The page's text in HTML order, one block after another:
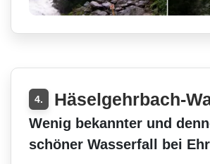
4. Häselgehrbach-
Wenig bekannter und
schöner Wasserfall bei